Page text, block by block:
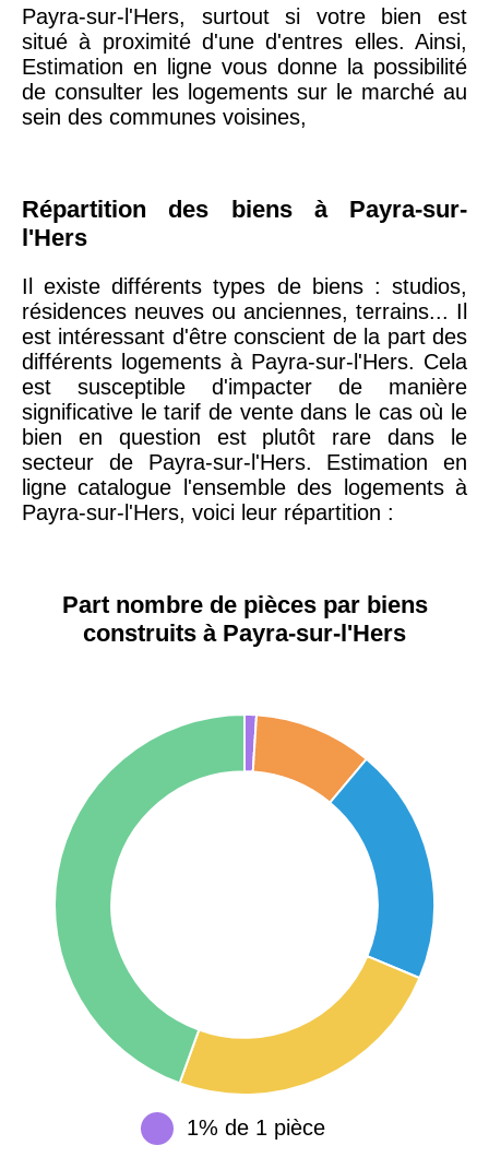
75020 -Paris
20ème
arrondissement
9 623 € 11 141 €
arrondissement
75013 -Paris
13ème
arrondissement
10 073 € 11 085 €
76600 - Le Havre 2 455 € 2 453 €
42000 -Saint-
1 404 €
75017 -Paris
11 454 € 12 687 €
arrondissement
15 155 €
83000 - Toulon 4 284 €
38000 - Grenoble
Payra-sur-l'Hers, surtout si votre bien est
situé à proximité d'une d'entres elles. Ainsi,
Estimation en ligne vous donne la possibilité
de consulter les logements sur le marché au
sein des communes voisines,
Répartition des biens à Payra-sur-
l'Hers
Il existe différents types de biens : studios,
résidences neuves ou anciennes, terrains... Il
est intéressant d'être conscient de la part des
différents logements à Payra-sur-l'Hers. Cela
est susceptible d'impacter de manière
significative le tarif de vente dans le cas où le
bien en question est plutôt rare dans le
secteur de Payra-sur-l'Hers. Estimation en
ligne catalogue l'ensemble des logements à
Payra-sur-l'Hers, voici leur répartition :
Part nombre de pièces par biens
construits à Payra-sur-l'Hers
1% de 1 pièce